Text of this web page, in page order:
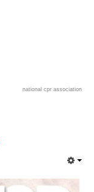
national cpr association